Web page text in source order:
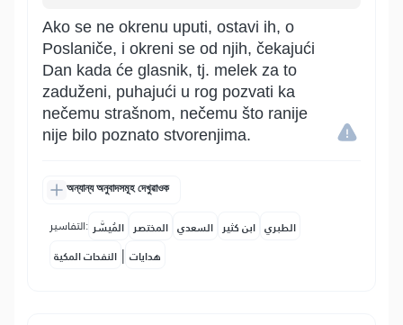
Ako se ne okrenu uputi, ostavi ih, o
Poslaniče, i okreni se od njih, čekajući
Dan kada će glasnik, tj. melek za to
zaduženi, puhajući u rog pozvati ka
nečemu strašnom, nečemu što ranije
nije bilo poznato stvorenjima.
অন্যান্য অনুবাদসমূহ দেখুৱাওক
التفاسير: المُيسَّر المختصر السعدي ابن كثير الطبري
النفحات المكية | هدايات